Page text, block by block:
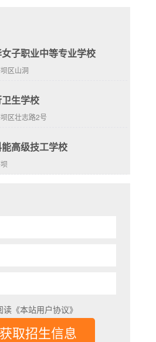
子职业中等专业学校
区山洞
生学校
区壮志路2号
高级技工学校
读《本站用户协议》
取招生信息